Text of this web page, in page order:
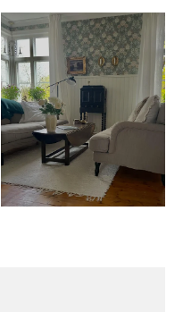
BREDDE (m)
0,52
MØNSTER
Grafisk
FARGE
Grønn